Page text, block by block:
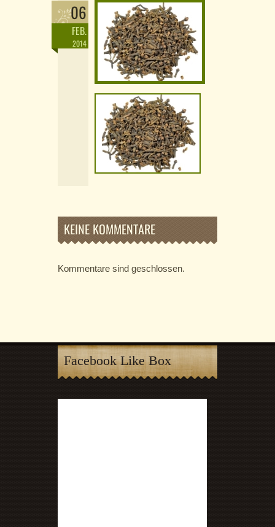
06
FEB.
2014
KEINE KOMMENTARE
Kommentare sind geschlossen.
Facebook Like Box